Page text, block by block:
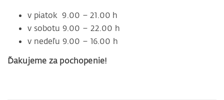
v piatok 9.00 – 21.00 h
v sobotu 9.00 – 22.00 h
v nedeľu 9.00 – 16.00 h
Ďakujeme za pochopenie!